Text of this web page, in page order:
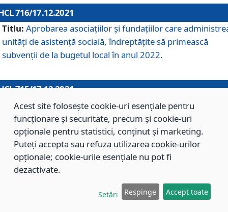
716/17.12.2021
Titlu: Aprobarea asociaţiilor şi fundaţiilor care
unităţi de asistenţă socială, îndreptăţite să primească
subvenţii de la bugetul local în anul 2022.
715/17.12.2021
Titlu: Aprobarea Planului de acţiuni sau lucrări de interes
local pentru anul 2022.
714/17.12.2021
Titlu: Modificarea Anexei la H.C.L. nr. 709/2020 privind
aprobarea Regulamentului de Organizare şi Funcţionare
Direcţiei de Asistenţă Socială Braşov.
Acest site folosește cookie-uri esențiale pentru
funcționare și securitate, precum și cookie-uri
opționale pentru statistici, conținut și marketing.
Puteți accepta sau refuza utilizarea cookie-urilor
opționale; cookie-urile esențiale nu pot fi
dezactivate.
Setări Respinge Accept toate